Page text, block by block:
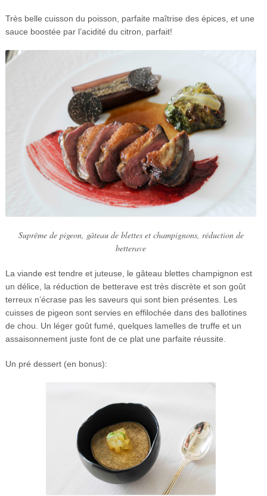
Très belle cuisson du poisson, parfaite maîtrise des épices, et une
sauce boostée par l’acidité du citron, parfait!
Suprême de pigeon, gâteau de blettes et champignons, réduction de
betterave
La viande est tendre et juteuse, le gâteau blettes champignon est
un délice, la réduction de betterave est très discrète et son goût
terreux n’écrase pas les saveurs qui sont bien présentes. Les
cuisses de pigeon sont servies en effilochée dans des ballotines
de chou. Un léger goût fumé, quelques lamelles de truffe et un
assaisonnement juste font de ce plat une parfaite réussite.
Un pré dessert (en bonus):